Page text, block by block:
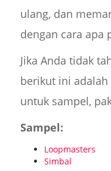
ulang, dan
dengan cara apa
Jika Anda tidak
berikut ini
untuk sampel,
Sampel:
Loopmasters
Simbal